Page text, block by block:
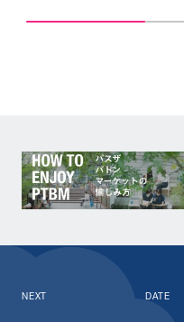
NEXT DATE